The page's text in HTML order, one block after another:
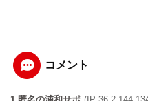
コメント